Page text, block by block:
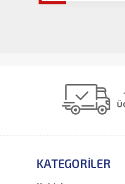
KATEGORILER